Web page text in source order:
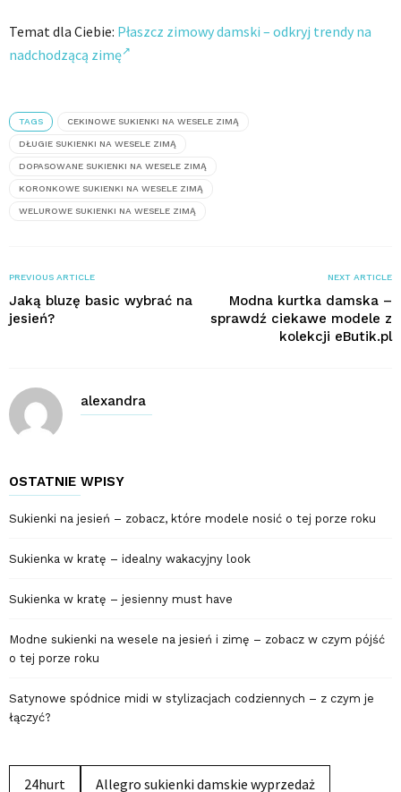
Temat dla Ciebie: Płaszcz zimowy damski – odkryj trendy na
nadchodzącą zimę
TAGS CEKINOWE SUKIENKI NA WESELE ZIMĄ
DŁUGIE SUKIENKI NA WESELE ZIMĄ
DOPASOWANE SUKIENKI NA WESELE ZIMĄ
KORONKOWE SUKIENKI NA WESELE ZIMĄ
WELUROWE SUKIENKI NA WESELE ZIMĄ
PREVIOUS ARTICLE
Jaką bluzę basic wybrać na
jesień?
NEXT ARTICLE
Modna kurtka damska –
sprawdź ciekawe modele z
kolekcji eButik.pl
alexandra
OSTATNIE WPISY
Sukienki na jesień – zobacz, które modele nosić o tej porze roku
Sukienka w kratę – idealny wakacyjny look
Sukienka w kratę – jesienny must have
Modne sukienki na wesele na jesień i zimę – zobacz w czym pójść
o tej porze roku
Satynowe spódnice midi w stylizacjach codziennych – z czym je
łączyć?
24hurt Allegro sukienki damskie wyprzedaż